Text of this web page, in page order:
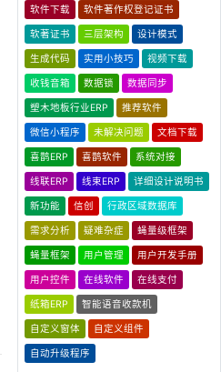
软件下载 软件著作权登记证书
软著证书 三层架构 设计模式
生成代码 实用小技巧 视频下载
收钱音箱 数据锁 数据同步
塑木地板行业ERP 推荐软件
微信小程序 未解决问题 文档下载
喜鹊ERP 喜鹊软件 系统对接
线联ERP 线束ERP 详细设计说明书
新功能 信创 行政区域数据库
需求分析 疑难杂症 蝇量级框架
蝇量框架 用户管理 用户开发手册
用户控件 在线软件 在线支付
纸箱ERP 智能语音收款机
自定义窗体 自定义组件
自动升级程序